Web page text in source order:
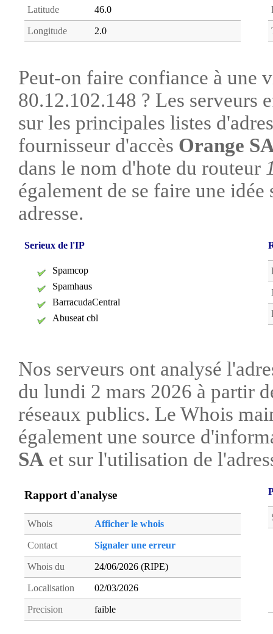
Latitude 46.0
Longitude 2.0
Peut-on faire confiance à une
80.12.102.148 ? Les serveurs
sur les principales listes
fournisseur d'accès Orange
dans le nom d'hote du routeur
également de se faire une
adresse.
Serieux de l'IP
Spamcop
Spamhaus
BarracudaCentral
Abuseat cbl
Nos serveurs ont analysé
du lundi 2 mars 2026 à partir
réseaux publics. Le Whois
également une source
SA et sur l'utilisation de
Rapport d'analyse
Whois Afficher le whois
Contact Signaler une erreur
Whois du 24/06/2026 (RIPE)
Localisation 02/03/2026
Precision faible